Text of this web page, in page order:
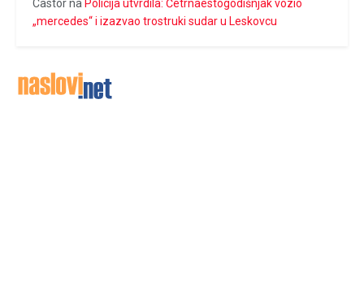
Castorna Policija utvrdila: Četrnaestogodišnjak vozio
„mercedes“ i izazvao trostruki sudar u Leskovcu